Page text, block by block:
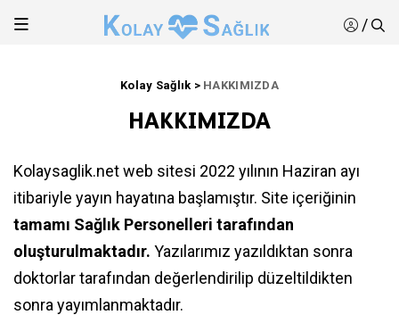
/
Kolay Sağlık> HAKKIMIZDA
HAKKIMIZDA
Kolaysaglik.net web sitesi 2022 yılının Haziran ayı
itibariyle yayın hayatına başlamıştır. Site içeriğinin
tamamı Sağlık Personelleri tarafından
oluşturulmaktadır. Yazılarımız yazıldıktan sonra
doktorlar tarafından değerlendirilip düzeltildikten
sonra yayımlanmaktadır.